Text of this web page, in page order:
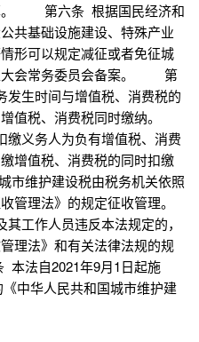
。 第六条 根据国民经济和
共基础设施建设、特殊产业
形可以规定减征或者免征城
大会常务委员会备案。 第
生时间与增值税、消费税的
值税、消费税同时缴纳。
义务人为负有增值税、消费
增值税、消费税的同时扣缴
维护建设税由税务机关依照
管理法》的规定征收管理。
作人员违反本法规定的，
理法》和有关法律法规的规
法自2021年9月1日起施
中华人民共和国城市维护建